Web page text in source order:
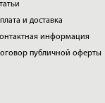
и доставка
информация
публичной оферты